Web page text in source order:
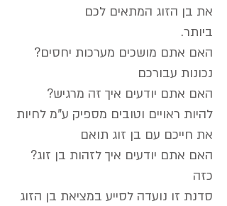
את בן הזוג המתאים לכם
.ביותר
?האם אתם מושכים מערכות יחסים
נכונות עבורכם
?האם אתם יודעים איך זה מרגיש
להיות ראויים וטובים מספיק ע"מ לחיות
את חייכם עם בן זוג תואם
?האם אתם יודעים איך לזהות בן זוג
כזה
סדנת זו נועדה לסייע במציאת בן הזוג